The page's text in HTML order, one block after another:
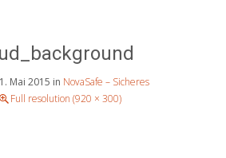
Mai 2015 in NovaSafe – Sicheres
Full resolution (920 × 300)